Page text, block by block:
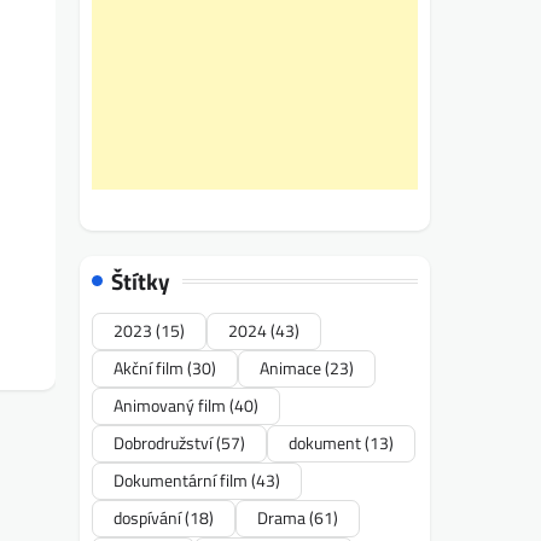
Štítky
2023(15) 2024(43)
Akční film(30) Animace(23)
Animovaný film(40)
Dobrodružství(57) dokument(13)
Dokumentární film(43)
dospívání(18) Drama(61)